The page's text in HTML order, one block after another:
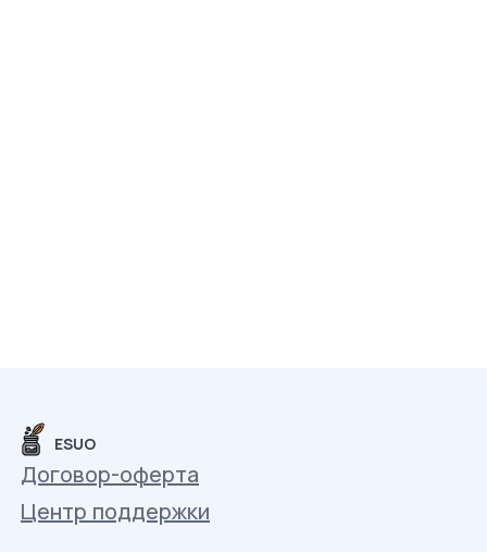
ESUO
Договор-оферта
Центр поддержки